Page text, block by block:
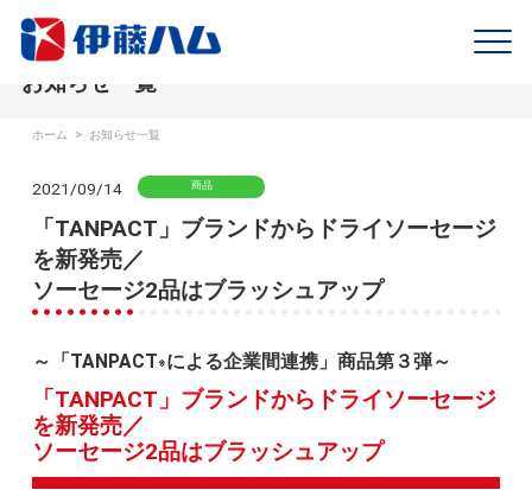
お知らせ一覧
ホーム > お知らせ一覧
2021/09/14 商品
「TANPACT」ブランドからドライソーセージ
を新発売／
ソーセージ2品はブラッシュアップ
～「TANPACT※による企業間連携」商品第３弾～
「TANPACT」ブランドからドライソーセージ
を新発売／
ソーセージ2品はブラッシュアップ